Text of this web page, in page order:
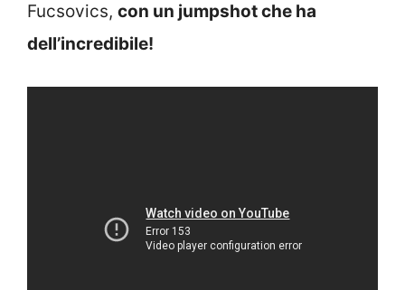
Fucsovics, con un jumpshot che ha
dell’incredibile!